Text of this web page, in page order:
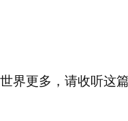
界更多，请收听这